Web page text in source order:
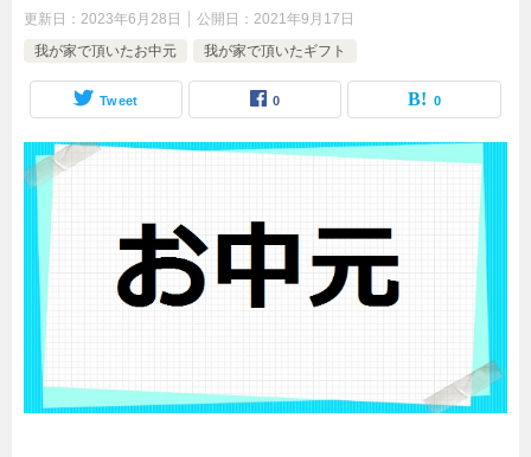
更新日： 2023年6月28日 公開日： 2021年9月17日
我が家で頂いたお中元
我が家で頂いたギフト
Tweet 0 0